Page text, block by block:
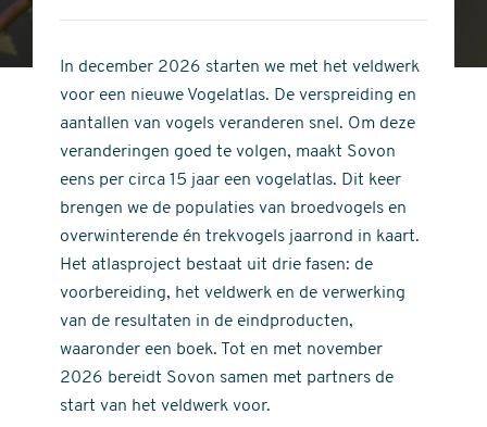
stars
of
stars
In december 2026 starten we met het veldwerk
voor een nieuwe Vogelatlas. De verspreiding en
aantallen van vogels veranderen snel. Om deze
veranderingen goed te volgen, maakt Sovon
eens per circa 15 jaar een vogelatlas. Dit keer
brengen we de populaties van broedvogels en
overwinterende én trekvogels jaarrond in kaart.
Het atlasproject bestaat uit drie fasen: de
voorbereiding, het veldwerk en de verwerking
van de resultaten in de eindproducten,
waaronder een boek. Tot en met november
2026 bereidt Sovon samen met partners de
start van het veldwerk voor.